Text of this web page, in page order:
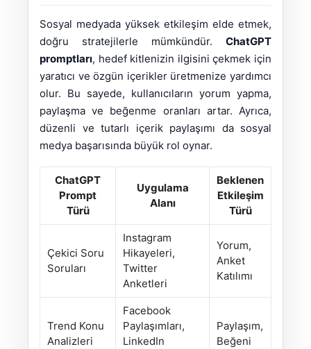
Sosyal medyada yüksek etkileşim elde etmek,
doğru stratejilerle mümkündür. ChatGPT
promptları, hedef kitlenizin ilgisini çekmek için
yaratıcı ve özgün içerikler üretmenize yardımcı
olur. Bu sayede, kullanıcıların yorum yapma,
paylaşma ve beğenme oranları artar. Ayrıca,
düzenli ve tutarlı içerik paylaşımı da sosyal
medya başarısında büyük rol oynar.
ChatGPT
Prompt
Türü
Uygulama
Alanı
Beklenen
Etkileşim
Türü
Çekici Soru
Soruları
Instagram
Hikayeleri,
Twitter
Anketleri
Yorum,
Anket
Katılımı
Trend Konu
Analizleri
Facebook
Paylaşımları,
LinkedIn
Paylaşım,
Beğeni